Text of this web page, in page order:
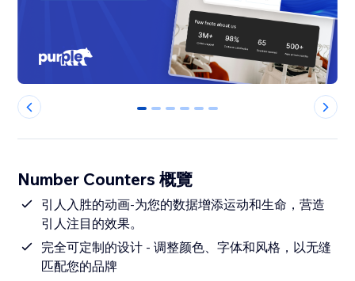
0 1 2 3 4 5
Number Counters 概覽
引人入胜的动画-为您的数据增添运动和生命，营造
引人注目的效果。
完全可定制的设计 - 调整颜色、字体和风格，以无缝
匹配您的品牌